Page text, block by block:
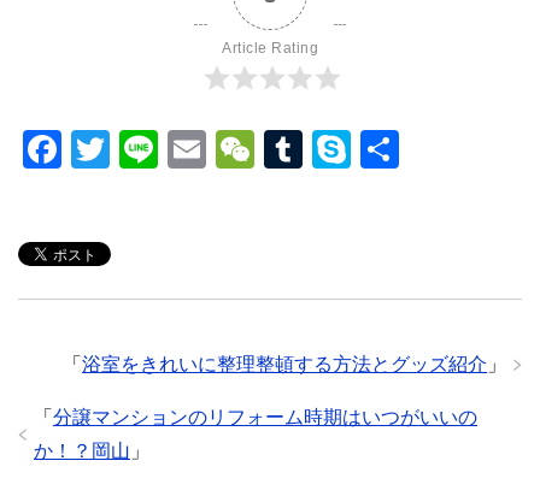
Article Rating
F
e
b
o
k
T
er
Li
E
W
at
T
r
S
「 浴室をきれいに整理整頓する方法とグッズ紹介 」
「 分譲マンションのリフォーム時期はいつがいいの
か！？岡山 」